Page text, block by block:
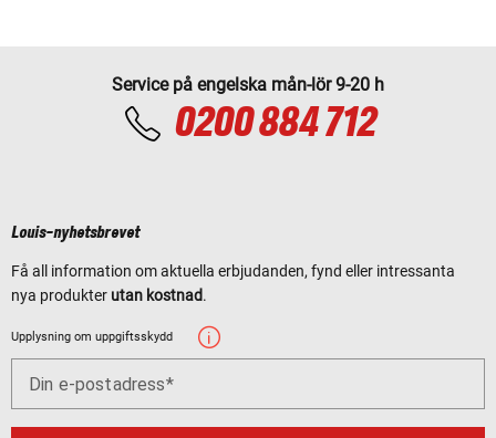
Service på engelska mån-lör 9-20 h
0200 884 712
Louis-nyhetsbrevet
Få all information om aktuella erbjudanden, fynd eller intressanta
nya produkter utan kostnad.
Upplysning om uppgiftsskydd
Din e-postadress